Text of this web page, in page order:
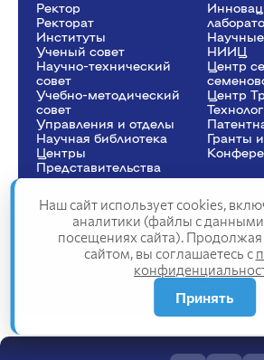
Ректор
Рeкторат
Институты
Ученый совет
Научно-технический
совет
Учебно-методический
совет
Управления и отделы
Научная библиотека
Центры
Представительства
НИИЦ
Центр
Центр
Гранты
Сведения об образовательной
Политика
Структура сайта
2025
Наш сайт использует cookies,
аналитики (файлы с
посещениях сайта). Продолжая
сайтом, вы соглашаетесь с
Принять